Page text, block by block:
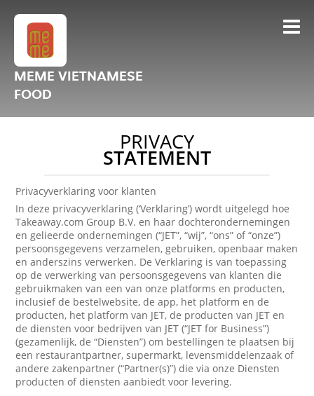
MEME VIETNAMESE
FOOD
PRIVACY
STATEMENT
Privacyverklaring voor klanten
In deze privacyverklaring (‘Verklaring’) wordt uitgelegd hoe
Takeaway.com Group B.V. en haar dochterondernemingen
en gelieerde ondernemingen (“JET”, “wij”, “ons” of “onze”)
persoonsgegevens verzamelen, gebruiken, openbaar maken
en anderszins verwerken. De Verklaring is van toepassing
op de verwerking van persoonsgegevens van klanten die
gebruikmaken van een van onze platforms en producten,
inclusief de bestelwebsite, de app, het platform en de
producten, het platform van JET, de producten van JET en
de diensten voor bedrijven van JET (“JET for Business”)
(gezamenlijk, de “Diensten”) om bestellingen te plaatsen bij
een restaurantpartner, supermarkt, levensmiddelenzaak of
andere zakenpartner (“Partner(s)”) die via onze Diensten
producten of diensten aanbiedt voor levering.